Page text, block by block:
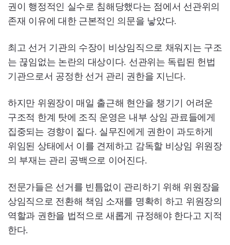
권이 행정적인 실수로 침해당했다는 점에서 선관위의
존재 이유에 대한 근본적인 의문을 낳았다.
최고 선거 기관의 수장이 비상임직으로 채워지는 구조
는 끊임없는 논란의 대상이다. 선관위는 독립된 헌법
기관으로서 공정한 선거 관리 권한을 지닌다.
하지만 위원장이 매일 출근해 현안을 챙기기 어려운
구조적 한계 탓에 조직 운영은 내부 상임 관료들에게
집중되는 경향이 짙다. 실무진에게 권한이 과도하게
위임된 상태에서 이를 견제하고 감독할 비상임 위원장
의 부재는 관리 공백으로 이어진다.
전문가들은 선거를 빈틈없이 관리하기 위해 위원장을
상임직으로 전환해 책임 소재를 명확히 하고 위원장의
역할과 권한을 법적으로 새롭게 규정해야 한다고 지적
한다.